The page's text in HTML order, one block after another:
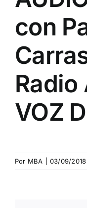
con
Radio
VOZ
Por MBA 03/09/2018